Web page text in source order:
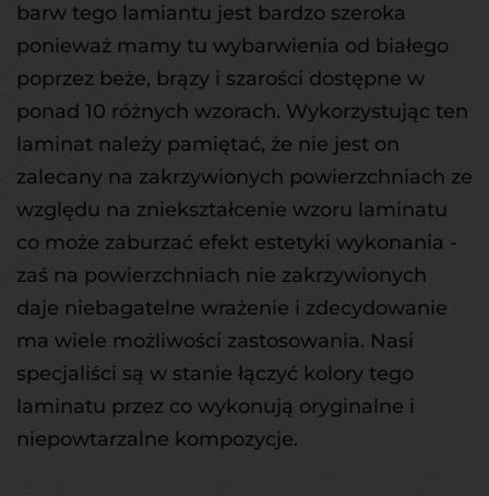
barw tego lamiantu jest bardzo szeroka
ponieważ mamy tu wybarwienia od białego
poprzez beże, brązy i szarości dostępne w
ponad 10 różnych wzorach. Wykorzystując ten
laminat należy pamiętać, że nie jest on
zalecany na zakrzywionych powierzchniach ze
względu na zniekształcenie wzoru laminatu
co może zaburzać efekt estetyki wykonania -
zaś na powierzchniach nie zakrzywionych
daje niebagatelne wrażenie i zdecydowanie
ma wiele możliwości zastosowania. Nasi
specjaliści są w stanie łączyć kolory tego
laminatu przez co wykonują oryginalne i
niepowtarzalne kompozycje.